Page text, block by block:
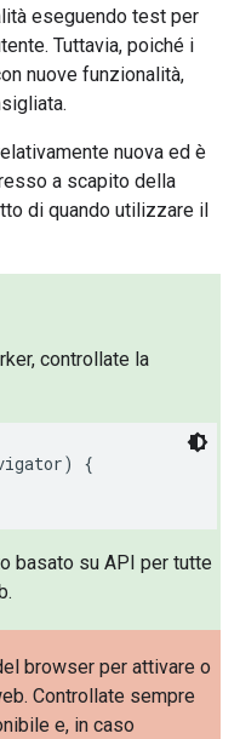
eseguendo test per
Tuttavia, poiché i
nuove funzionalità,
nuova ed è
a scapito della
di quando utilizzare il
controllate la
{
basato su API per tutte
browser per attivare o
Controllate sempre
e, in caso